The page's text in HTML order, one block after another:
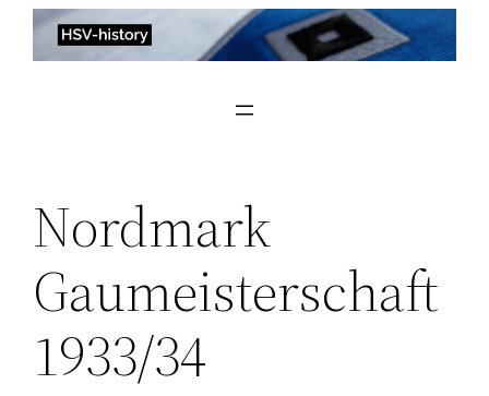
Zum
Inhalt
Nordmark
Gaumeisterschaft
1933/34